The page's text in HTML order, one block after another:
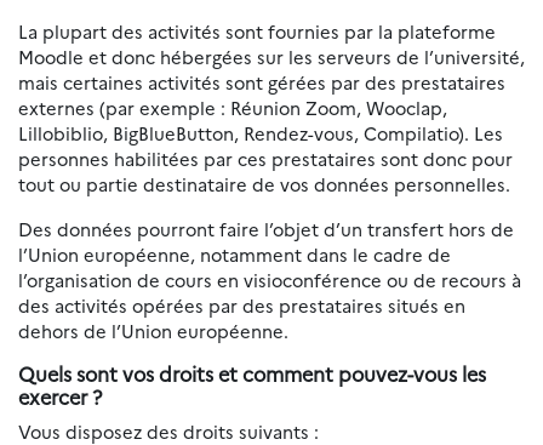
La plupart des activités sont fournies par la plateforme
Moodle et donc hébergées sur les serveurs de l’université,
mais certaines activités sont gérées par des prestataires
externes (par exemple : Réunion Zoom, Wooclap,
Lillobiblio, BigBlueButton, Rendez-vous, Compilatio). Les
personnes habilitées par ces prestataires sont donc pour
tout ou partie destinataire de vos données personnelles.
Des données pourront faire l’objet d’un transfert hors de
l’Union européenne, notamment dans le cadre de
l’organisation de cours en visioconférence ou de recours à
des activités opérées par des prestataires situés en
dehors de l’Union européenne.
Quels sont vos droits et comment pouvez-vous les
exercer ?
Vous disposez des droits suivants :